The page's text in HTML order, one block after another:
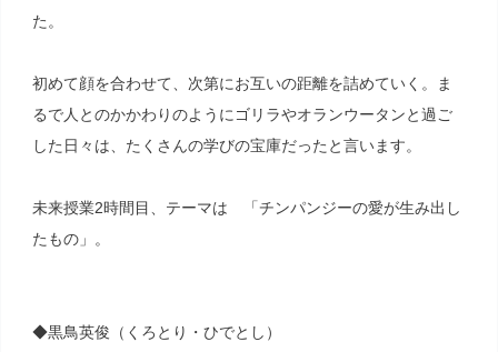
た。
初めて顔を合わせて、次第にお互いの距離を詰めていく。ま
るで人とのかかわりのようにゴリラやオランウータンと過ご
した日々は、たくさんの学びの宝庫だったと言います。
未来授業2時間目、テーマは 「チンパンジーの愛が生み出し
たもの」。
◆黒鳥英俊（くろとり・ひでとし）